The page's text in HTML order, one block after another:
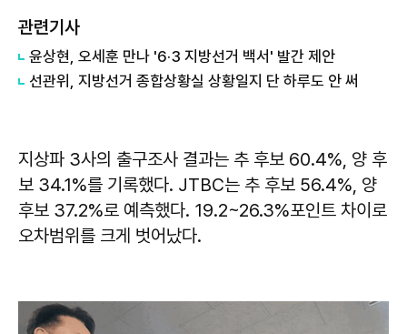
관련기사
윤상현, 오세훈 만나 '6·3 지방선거 백서' 발간 제안
선관위, 지방선거 종합상황실 상황일지 단 하루도 안 써
지상파 3사의 출구조사 결과는 추 후보 60.4%, 양 후
보 34.1%를 기록했다. JTBC는 추 후보 56.4%, 양
후보 37.2%로 예측했다. 19.2~26.3%포인트 차이로
오차범위를 크게 벗어났다.